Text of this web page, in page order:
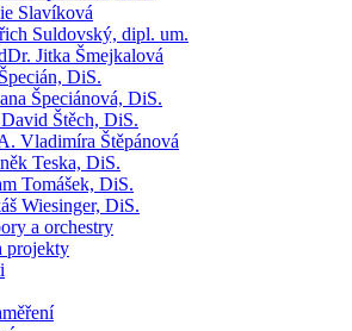
Slavíková
Suldovský, dipl. um.
Jitka Šmejkalová
DiS.
Špeciánová, DiS.
Štěch, DiS.
Vladimíra Štěpánová
Teska, DiS.
Tomášek, DiS.
Wiesinger, DiS.
a orchestry
projekty